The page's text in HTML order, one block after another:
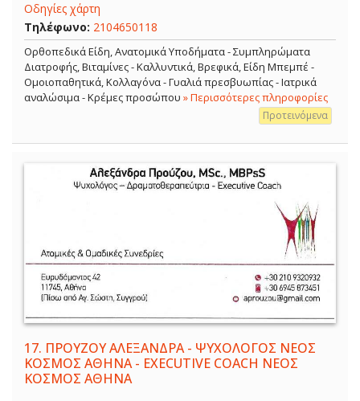
Οδηγίες χάρτη
Τηλέφωνο: 2104650118
Ορθοπεδικά Είδη, Ανατομικά Υποδήματα - Συμπληρώματα
Διατροφής, Βιταμίνες - Καλλυντικά, Βρεφικά, Είδη Μπεμπέ -
Ομοιοπαθητικά, Κολλαγόνα - Γυαλιά πρεσβυωπίας - Ιατρικά
αναλώσιμα - Κρέμες προσώπου » Περισσότερες πληροφορίες
Προτεινόμενα
17. ΠΡΟΥΖΟΥ ΑΛΕΞΑΝΔΡΑ - ΨΥΧΟΛΟΓΟΣ ΝΕΟΣ
ΚΟΣΜΟΣ ΑΘΗΝΑ - EXECUTIVE COACH ΝΕΟΣ
ΚΟΣΜΟΣ ΑΘΗΝΑ